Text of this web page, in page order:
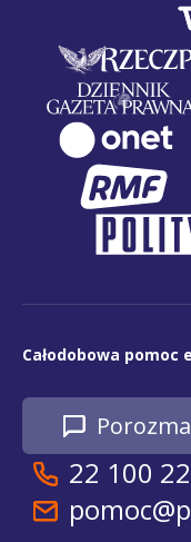
Całodobowa pomoc
22 100